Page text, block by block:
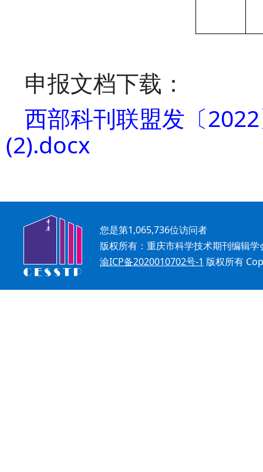
申报文档下载：
西部科刊联盟发〔
(2).docx
您是第1,065,736位访问者
版权所有：重庆市科学技术期刊编辑
渝ICP备2020010702号-1 版权所有